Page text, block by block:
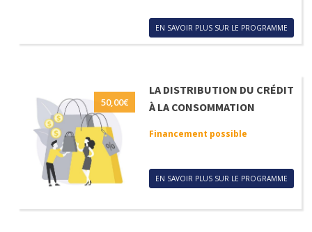
EN SAVOIR PLUS SUR LE PROGRAMME
50,00€
LA DISTRIBUTION DU CRÉDIT
À LA CONSOMMATION
Financement possible
EN SAVOIR PLUS SUR LE PROGRAMME